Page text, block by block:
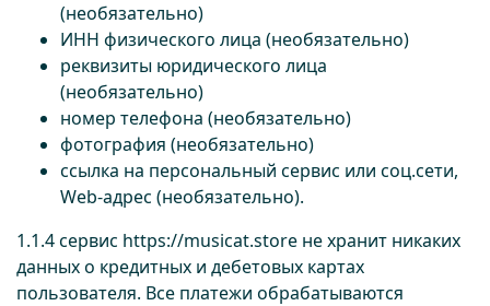
(необязательно)
ИНН физического лица (необязательно)
реквизиты юридического лица
(необязательно)
номер телефона (необязательно)
фотография (необязательно)
ссылка на персональный сервис или соц.сети,
Web-адрес (необязательно).
1.1.4 сервис https://musicat.store не хранит никаких
данных о кредитных и дебетовых картах
пользователя. Все платежи обрабатываются